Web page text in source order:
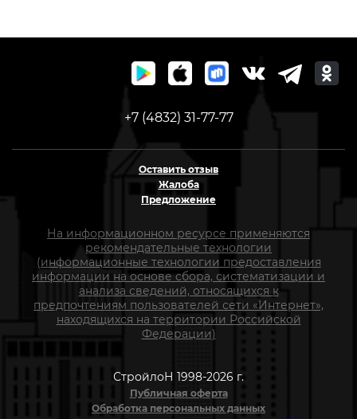
+7 (4832) 31-77-77
Оставить отзыв
Жалоба
Предложение
На информационном ресурсе применяются
рекомендательные технологии
(информационные технологии предоставления
информации на основе сбора, систематизации и
анализа сведений, относящихся к
предпочтениям пользователей сети «Интернет»,
находящихся на территории Российской
Федерации)
СтройлоН 1998-2026 г.
Публичная оферта
Обработка персональных данных